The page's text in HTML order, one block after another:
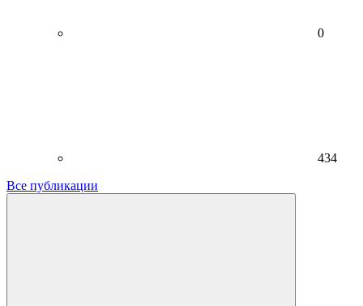
0
434
Все публикации